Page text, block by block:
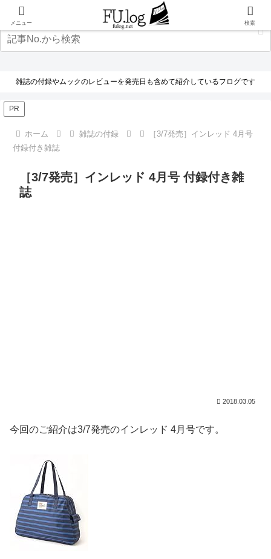
雑誌の付録やムックのレビューを発売日も含めて紹介しているフログです
PR
ホーム 雑誌の付録
［3/7発売］インレッド 4月号
付録付き雑誌
［3/7発売］インレッド 4月号 付録付き雑
誌
2018.03.05
今回のご紹介は3/7発売のインレッド 4月号です。
メニュー 検索